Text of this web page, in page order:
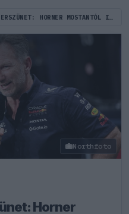
LEJÁRT A KÉNYSZERSZÜNET: HORNER MOSTANTÓL ISMÉT SZEREPET VÁLLALHAT AZ F1-BEN
Northfoto
Horner